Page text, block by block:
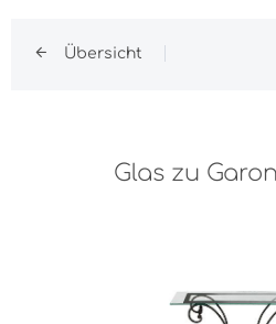
Übersicht
Glas zu